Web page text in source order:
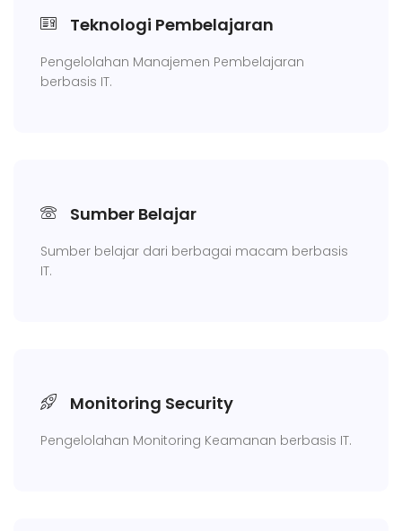
Teknologi Pembelajaran
Pengelolahan Manajemen Pembelajaran
berbasis IT.
Sumber Belajar
Sumber belajar dari berbagai macam berbasis
IT.
Monitoring Security
Pengelolahan Monitoring Keamanan berbasis IT.